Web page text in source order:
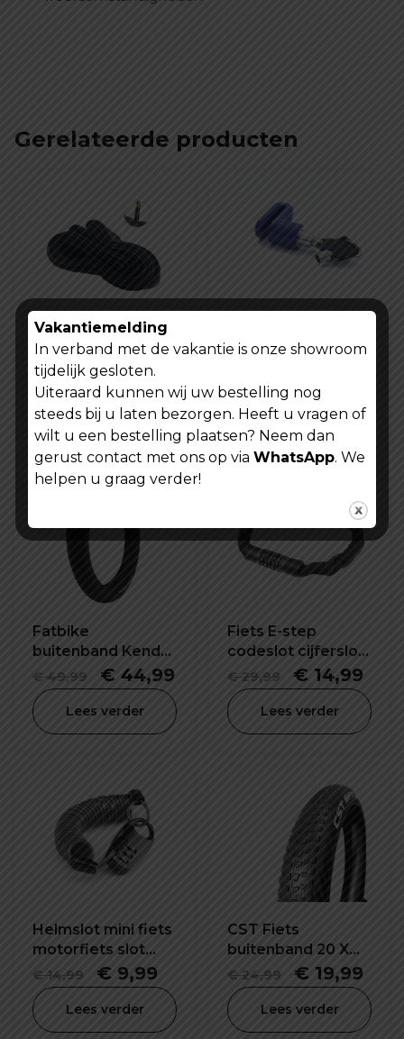
Gerelateerde producten
CST Fiets
binnenband 27.5 x
1.95/2.15 inch SV-
32mm
€9,99
Lees verder
Step Anti Diefstal
prijs
was:
€ 19,99.
prijs
€
Lees verder
Fatbike
buitenband Kenda
26X4.0 inch K1188
€49,99
Oorspronkelijke
prijs
was:
€ 44,99 Huidige
prijs
is:
Lees verder
Fiets E-step
codeslot cijferslot
57X120 mm
€29,99
prijs
was:
€ 14,99
prijs
is:
Lees verder
Helmslot mini fiets
motorfiets slot
kabelslot
combinatieslot
€14,99
Oorspronkelijke
prijs
was:
€ 9,99 Huidige
prijs
is:
Lees verder
CST Fiets
buitenband 20 X
2.40 inch
€24,99
prijs
was:
€ 19,99
prijs
is:
Lees verder
Vakantiemelding
In verband met de vakantie is onze showroom
tijdelijk gesloten.
Uiteraard kunnen wij uw bestelling nog
steeds bij u laten bezorgen. Heeft u vragen of
wilt u een bestelling plaatsen? Neem dan
gerust contact met ons op via WhatsApp. We
helpen u graag verder!